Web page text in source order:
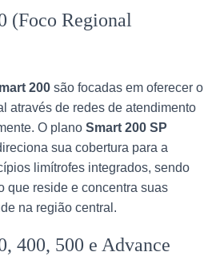
(Foco Regional
200 são focadas em oferecer o
através de redes de atendimento
O plano Smart 200 SP
sua cobertura para a
limítrofes integrados, sendo
que reside e concentra suas
na região central.
400, 500 e Advance